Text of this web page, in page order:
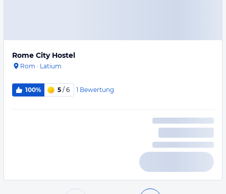
Rome City Hostel
Rom · Latium
100% 5 / 6 1 Bewertung